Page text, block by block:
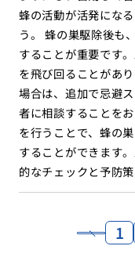
蜂の活動が活発にな
う。 蜂の巣駆除後も
することが重要です
を飛び回ることがあ
場合は、追加で忌避
者に相談することを
を行うことで、蜂の
することができます
的なチェックと予防
1